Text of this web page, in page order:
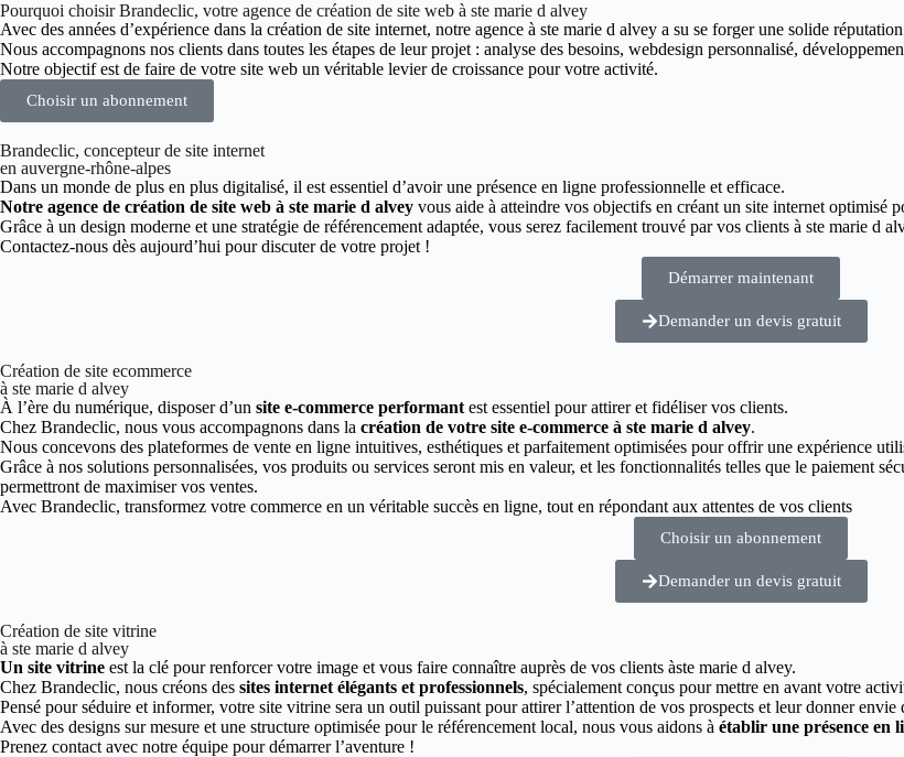
Pourquoi choisir Brandeclic, votre agence de création de site web à ste marie d alvey
Avec des années d’expérience dans la création de site internet, notre agence à ste marie d alvey a su se forger une solide
Nous accompagnons nos clients dans toutes les étapes de leur projet : analyse des besoins, webdesign personnalisé,
Notre objectif est de faire de votre site web un véritable levier de croissance pour votre activité.
Choisir un abonnement
Brandeclic, concepteur de site internet
en auvergne-rhône-alpes
Dans un monde de plus en plus digitalisé, il est essentiel d’avoir une présence en ligne professionnelle et efficace.
Notre agence de création de site web à ste marie d alvey vous aide à atteindre vos objectifs en créant un site internet optimisé
Grâce à un design moderne et une stratégie de référencement adaptée, vous serez facilement trouvé par vos clients à ste marie d
Contactez-nous dès aujourd’hui pour discuter de votre projet !
Démarrer maintenant
Demander un devis gratuit
Création de site ecommerce
à ste marie d alvey
À l’ère du numérique, disposer d’un site e-commerce performant est essentiel pour attirer et fidéliser vos clients.
Chez Brandeclic, nous vous accompagnons dans la création de votre site e-commerce à ste marie d alvey.
Nous concevons des plateformes de vente en ligne intuitives, esthétiques et parfaitement optimisées pour offrir une expérience
Grâce à nos solutions personnalisées, vos produits ou services seront mis en valeur, et les fonctionnalités telles que le paiement
permettront de maximiser vos ventes.
Avec Brandeclic, transformez votre commerce en un véritable succès en ligne, tout en répondant aux attentes de vos clients
Choisir un abonnement
Demander un devis gratuit
Création de site vitrine
à ste marie d alvey
Un site vitrine est la clé pour renforcer votre image et vous faire connaître auprès de vos clients àste marie d alvey.
Chez Brandeclic, nous créons des sites internet élégants et professionnels, spécialement conçus pour mettre en avant votre
Pensé pour séduire et informer, votre site vitrine sera un outil puissant pour attirer l’attention de vos prospects et leur donner envie
Avec des designs sur mesure et une structure optimisée pour le référencement local, nous vous aidons à établir une présence en
Prenez contact avec notre équipe pour démarrer l’aventure !